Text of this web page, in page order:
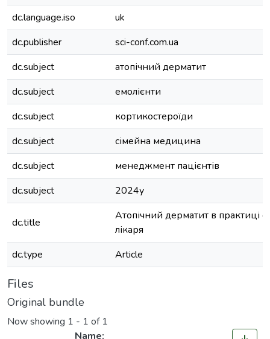
dc.language.iso
uk
dc.publisher
sci-conf.com.ua
dc.subject
атопічний дерматит
dc.subject
емолієнти
dc.subject
кортикостероїди
dc.subject
сімейна медицина
dc.subject
менеджмент пацієнтів
dc.subject
2024у
dc.title
Атопічний дерматит в практиці
лікаря
dc.type
Article
Files
Original bundle
Now showing 1 - 1 of 1
Name: